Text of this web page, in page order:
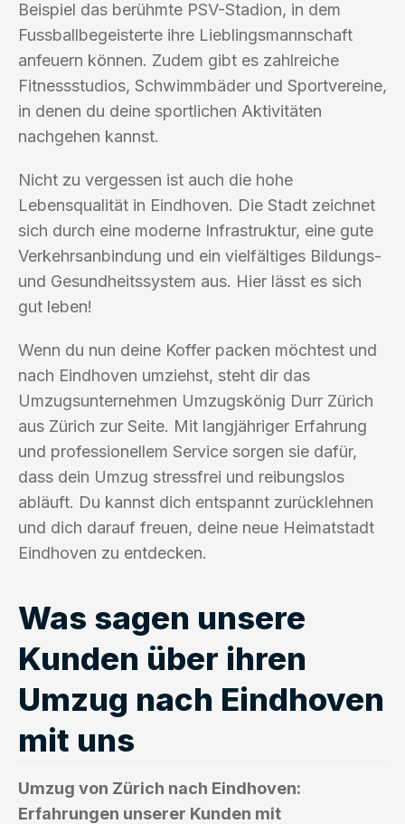
Beispiel das berühmte PSV-Stadion, in dem
Fussballbegeisterte ihre Lieblingsmannschaft
anfeuern können. Zudem gibt es zahlreiche
Fitnessstudios, Schwimmbäder und Sportvereine,
in denen du deine sportlichen Aktivitäten
nachgehen kannst.
Nicht zu vergessen ist auch die hohe
Lebensqualität in Eindhoven. Die Stadt zeichnet
sich durch eine moderne Infrastruktur, eine gute
Verkehrsanbindung und ein vielfältiges Bildungs-
und Gesundheitssystem aus. Hier lässt es sich
gut leben!
Wenn du nun deine Koffer packen möchtest und
nach Eindhoven umziehst, steht dir das
Umzugsunternehmen Umzugskönig Durr Zürich
aus Zürich zur Seite. Mit langjähriger Erfahrung
und professionellem Service sorgen sie dafür,
dass dein Umzug stressfrei und reibungslos
abläuft. Du kannst dich entspannt zurücklehnen
und dich darauf freuen, deine neue Heimatstadt
Eindhoven zu entdecken.
Was sagen unsere
Kunden über ihren
Umzug nach Eindhoven
mit uns
Umzug von Zürich nach Eindhoven:
Erfahrungen unserer Kunden mit